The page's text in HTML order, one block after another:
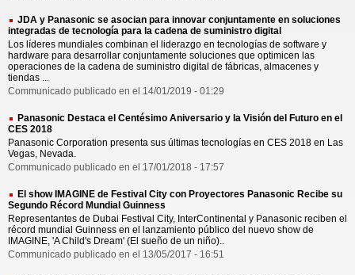
JDA y Panasonic se asocian para innovar conjuntamente en soluciones
integradas de tecnología para la cadena de suministro digital
Los líderes mundiales combinan el liderazgo en tecnologías de software y
hardware para desarrollar conjuntamente soluciones que optimicen las
operaciones de la cadena de suministro digital de fábricas, almacenes y
tiendas ...
Communicado publicado en el 14/01/2019 - 01:29
Panasonic Destaca el Centésimo Aniversario y la Visión del Futuro en el
CES 2018
Panasonic Corporation presenta sus últimas tecnologías en CES 2018 en Las
Vegas, Nevada.
Communicado publicado en el 17/01/2018 - 17:57
El show IMAGINE de Festival City con Proyectores Panasonic Recibe su
Segundo Récord Mundial Guinness
Representantes de Dubai Festival City, InterContinental y Panasonic reciben el
récord mundial Guinness en el lanzamiento público del nuevo show de
IMAGINE, 'A Child's Dream' (El sueño de un niño)..
Communicado publicado en el 13/05/2017 - 16:51